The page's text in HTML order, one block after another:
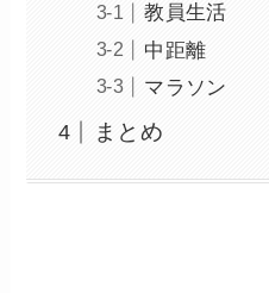
教員生活
中距離
マラソン
まとめ